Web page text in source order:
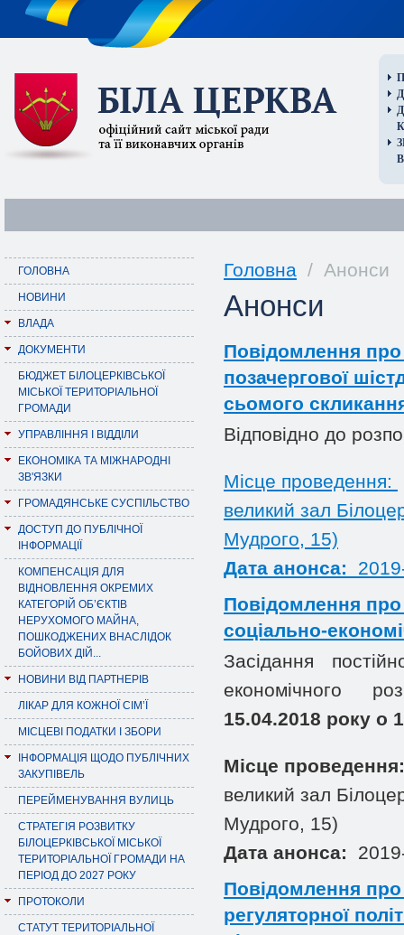
ГОЛОВНА
НОВИНИ
ВЛАДА
ДОКУМЕНТИ
БЮДЖЕТ БІЛОЦЕРКІВСЬКОЇ
МІСЬКОЇ ТЕРИТОРІАЛЬНОЇ
ГРОМАДИ
УПРАВЛІННЯ І ВІДДІЛИ
ЕКОНОМІКА ТА МІЖНАРОДНІ
ЗВ'ЯЗКИ
ГРОМАДЯНСЬКЕ СУСПІЛЬСТВО
ДОСТУП ДО ПУБЛІЧНОЇ
ІНФОРМАЦІЇ
КОМПЕНСАЦІЯ ДЛЯ
ВІДНОВЛЕННЯ ОКРЕМИХ
КАТЕГОРІЙ ОБ’ЄКТІВ
НЕРУХОМОГО МАЙНА,
ПОШКОДЖЕНИХ ВНАСЛІДОК
БОЙОВИХ ДІЙ...
НОВИНИ ВІД ПАРТНЕРІВ
ЛІКАР ДЛЯ КОЖНОЇ СІМ’Ї
МІСЦЕВІ ПОДАТКИ І ЗБОРИ
ІНФОРМАЦІЯ ЩОДО ПУБЛІЧНИХ
ЗАКУПІВЕЛЬ
ПЕРЕЙМЕНУВАННЯ ВУЛИЦЬ
СТРАТЕГІЯ РОЗВИТКУ
БІЛОЦЕРКІВСЬКОЇ МІСЬКОЇ
ТЕРИТОРІАЛЬНОЇ ГРОМАДИ НА
ПЕРІОД ДО 2027 РОКУ
ПРОТОКОЛИ
СТАТУТ ТЕРИТОРІАЛЬНОЇ
Головна / Анонси
Анонси
Повідомлення про
позачергової
сьомого
Відповідно до
Місце проведення:
великий зал
Мудрого, 15)
Дата анонса:
Повідомлення про
соціально-
Засідання
економічного
15.04.2018 року о
Місце
великий зал
Мудрого, 15)
Дата анонса:
Повідомлення про
регуляторної